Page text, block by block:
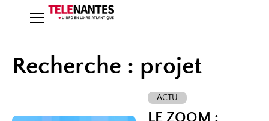
Recherche : projet